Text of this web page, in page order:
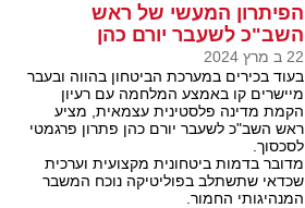
הפיתרון המעשי של ראש
השב"כ לשעבר יורם כהן
22 ב מרץ 2024
בעוד בכירים במערכת הביטחון בהווה ובעבר
מיישרים קו באמצע המלחמה עם רעיון
הקמת מדינה פלסטינית עצמאית, מציע
ראש השב"כ לשעבר יורם כהן פתרון פרגמטי
לסכסוך.
מדובר בדמות ביטחונית מקצועית וערכית
שכדאי שתשתלב בפוליטיקה נוכח המשבר
המנהיגותי החמור.